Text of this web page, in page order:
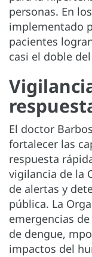
personas. En
implementado
pacientes
casi el doble
El doctor
fortalecer las
respuesta
vigilancia de la
de alertas y
pública. La
emergencias
de dengue,
impactos del